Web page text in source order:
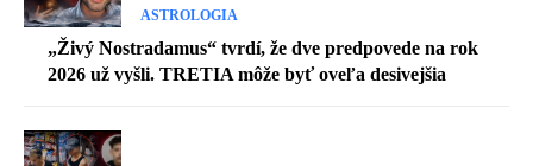
ASTROLOGIA
„Živý Nostradamus“ tvrdí, že dve predpovede na rok
2026 už vyšli. TRETIA môže byť oveľa desivejšia